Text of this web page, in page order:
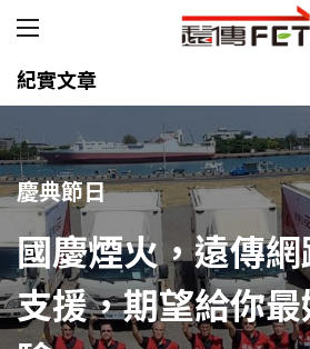
紀實文章
慶典節日
國慶煙火，遠傳
支援，期望給你